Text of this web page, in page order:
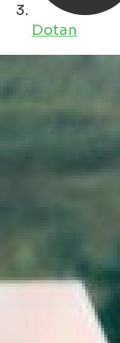
Dotan